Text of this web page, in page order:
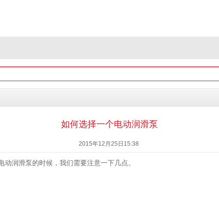
如何选择一个电动润滑泵
2015年12月25日15:38
润滑泵的时候，我们需要注意一下几点。